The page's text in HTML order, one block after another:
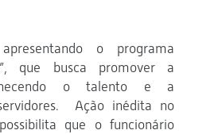
o programa
que busca promover a
o talento e a
Ação inédita no
que o funcionário